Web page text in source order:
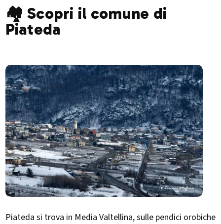
🏘️ Scopri il comune di
Piateda
Piateda si trova in Media Valtellina, sulle pendici orobiche